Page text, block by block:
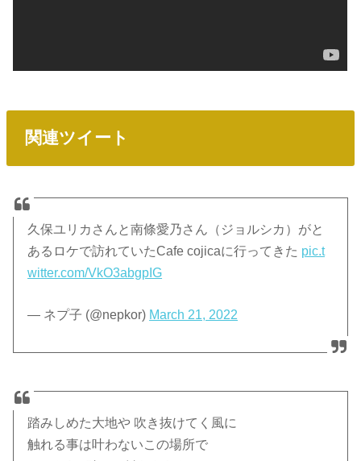
関連ツイート
久保ユリカさんと南條愛乃さん（ジョルシカ）がと
あるロケで訪れていたCafe cojicaに行ってきた pic.t
witter.com/VkO3abgpIG
— ネプ子 (@nepkor) March 21, 2022
踏みしめた大地や 吹き抜けてく風に
触れる事は叶わないこの場所で